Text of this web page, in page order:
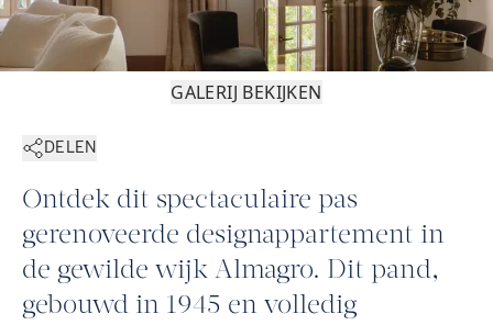
GALERIJ BEKIJKEN
DELEN
Ontdek dit spectaculaire pas
gerenoveerde designappartement in
de gewilde wijk Almagro. Dit pand,
gebouwd in 1945 en volledig